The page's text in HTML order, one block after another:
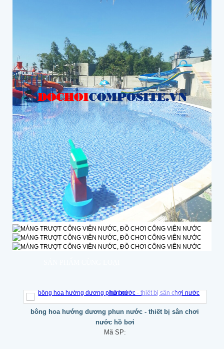
bông hoa hướng dương phun nước - thiết bị sân chơi
nước hồ bơi
Mã SP: